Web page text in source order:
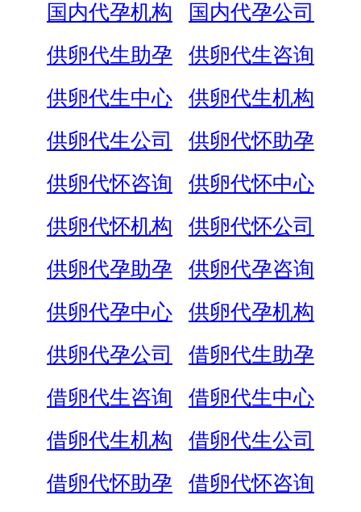
国内代孕机构
国内代孕公司
供卵代生助孕
供卵代生咨询
供卵代生中心
供卵代生机构
供卵代生公司
供卵代怀助孕
供卵代怀咨询
供卵代怀中心
供卵代怀机构
供卵代怀公司
供卵代孕助孕
供卵代孕咨询
供卵代孕中心
供卵代孕机构
供卵代孕公司
借卵代生助孕
借卵代生咨询
借卵代生中心
借卵代生机构
借卵代生公司
借卵代怀助孕
借卵代怀咨询